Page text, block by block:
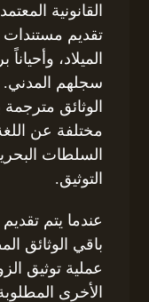
القانونية
تقديم مستندات
الميلاد،
سجلهم
الوثائق
مختلفة عن
السلطات
التوثيق.
عندما يتم
باقي الوثائق
عملية توثيق
الأخرى